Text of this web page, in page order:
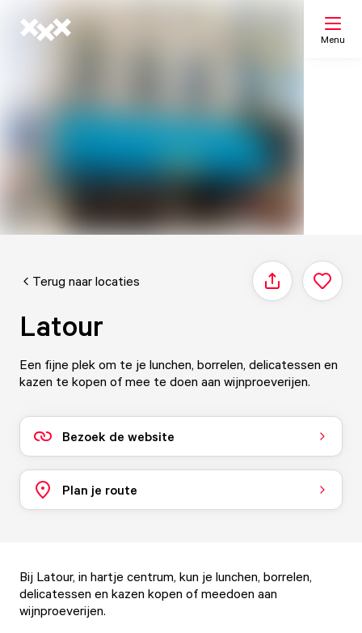
Menu
Terug naar locaties Delen
Latour
Een fijne plek om te je lunchen, borrelen, delicatessen en
kazen te kopen of mee te doen aan wijnproeverijen.
Bezoek de website
Plan je route
Bij Latour, in hartje centrum, kun je lunchen, borrelen,
delicatessen en kazen kopen of meedoen aan
wijnproeverijen.